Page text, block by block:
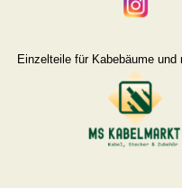
Einzelteile für Kabebäume und